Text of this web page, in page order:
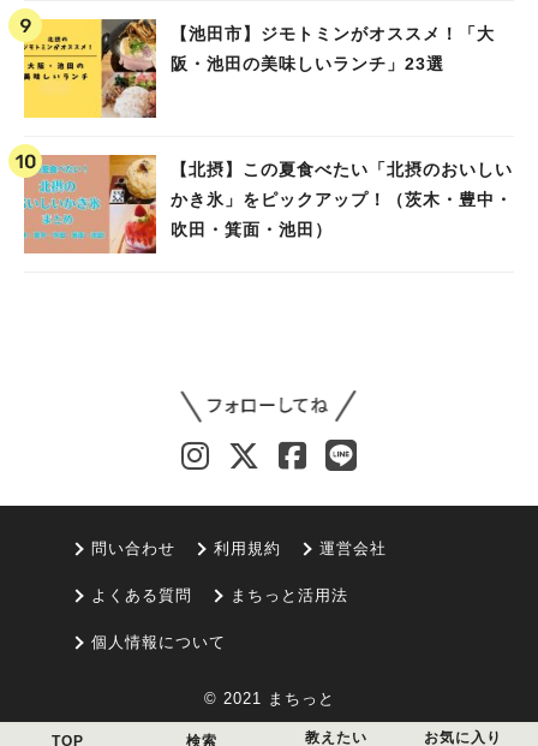
【池田市】ジモトミンがオススメ！「大
阪・池田の美味しいランチ」23選
【北摂】この夏食べたい「北摂のおいしい
かき氷」をピックアップ！（茨木・豊中・
吹田・箕面・池田）
問い合わせ 利用規約 運営会社
よくある質問 まちっと活用法
個人情報について
© 2021 まちっと
TOP 検索 教えたい お気に入り